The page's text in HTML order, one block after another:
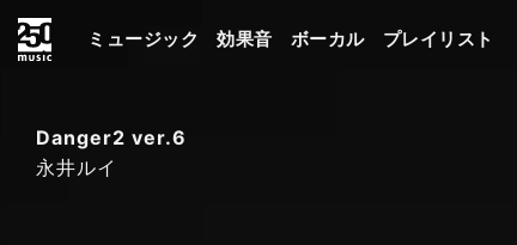
ミュージック 効果音 ボーカル プレイリスト
Danger2 ver.6
永井ルイ